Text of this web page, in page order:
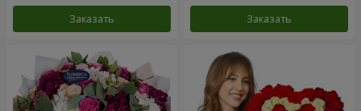
Заказать Заказать